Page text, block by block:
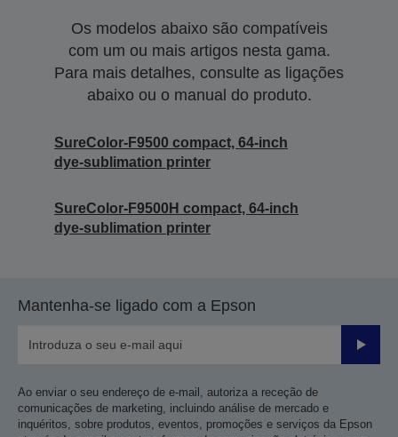
Os modelos abaixo são compatíveis
com um ou mais artigos nesta gama.
Para mais detalhes, consulte as ligações
abaixo ou o manual do produto.
SureColor-F9500 compact, 64-inch
dye-sublimation printer
SureColor-F9500H compact, 64-inch
dye-sublimation printer
Mantenha-se ligado com a Epson
Enviar
Ao enviar o seu endereço de e-mail, autoriza a receção de
comunicações de marketing, incluindo análise de mercado e
inquéritos, sobre produtos, eventos, promoções e serviços da Epson